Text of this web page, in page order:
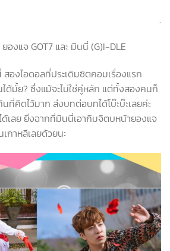
.
องแจ GOT7 และ มินนี่ (G)I-DLE
อดอลที่ประเดิมซิตคอมเรื่องแรก
ได้มั้ย? ซึ่งแม้จะไม่ใช่คู่หลัก แต่ทั้งสองคนก็
ที่คิดไว้มาก ส่งบทต่อบทได้โบ๊ะบ๊ะเลยค่ะ
ด้เลย ยิ่งฉากที่มินนี่เอากิมจิตบหน้ายองแจ
กาหลีเลยด้วยนะ